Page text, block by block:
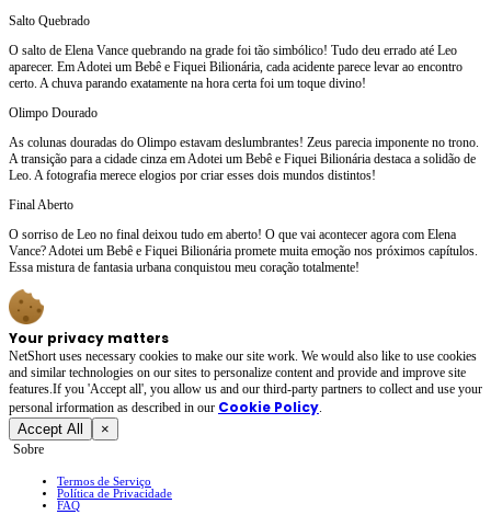
Salto Quebrado
O salto de Elena Vance quebrando na grade foi tão simbólico! Tudo deu errado até Leo
aparecer. Em Adotei um Bebê e Fiquei Bilionária, cada acidente parece levar ao encontro
certo. A chuva parando exatamente na hora certa foi um toque divino!
Olimpo Dourado
As colunas douradas do Olimpo estavam deslumbrantes! Zeus parecia imponente no trono.
A transição para a cidade cinza em Adotei um Bebê e Fiquei Bilionária destaca a solidão de
Leo. A fotografia merece elogios por criar esses dois mundos distintos!
Final Aberto
O sorriso de Leo no final deixou tudo em aberto! O que vai acontecer agora com Elena
Vance? Adotei um Bebê e Fiquei Bilionária promete muita emoção nos próximos capítulos.
Essa mistura de fantasia urbana conquistou meu coração totalmente!
Your privacy matters
NetShort uses necessary cookies to make our site work. We would also like to use cookies
and similar technologies on our sites to personalize content and provide and improve site
features.If you 'Accept all', you allow us and our third-party partners to collect and use your
personal irformation as described in our Cookie Policy.
Accept All ×
Sobre
Termos de Serviço
Política de Privacidade
FAQ